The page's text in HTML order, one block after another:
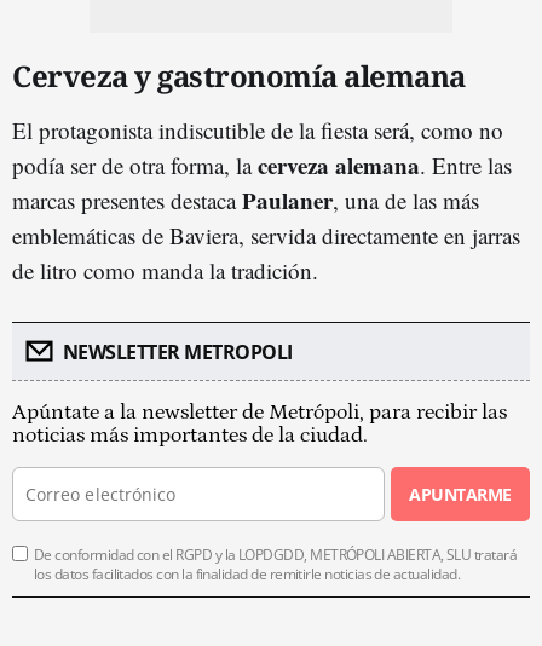
Cerveza y gastronomía alemana
El protagonista indiscutible de la fiesta será, como no
podía ser de otra forma, lacerveza alemana. Entre las
marcas presentes destacaPaulaner, una de las más
emblemáticas de Baviera, servida directamente en jarras
de litro como manda la tradición.
NEWSLETTER METROPOLI
Apúntate a la newsletter de Metrópoli, para recibir las
noticias más importantes de la ciudad.
APUNTARME
De conformidad con el RGPD y la LOPDGDD, METRÓPOLI ABIERTA, SLU tratará
los datos facilitados con la finalidad de remitirle noticias de actualidad.